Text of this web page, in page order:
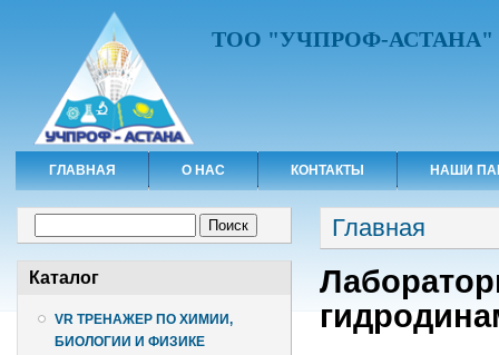
ТОО "УЧПРОФ-АСТАНА"
ГЛАВНАЯ О НАС КОНТАКТЫ НАШИ
Каталог
VR ТРЕНАЖЕР ПО ХИМИИ,
БИОЛОГИИ И ФИЗИКЕ
Вы здесь
Главная